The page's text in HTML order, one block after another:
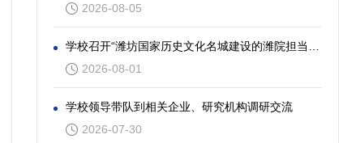
2026-08-05
2026-08-01
学校领导带队到相关企业、研究机构调研交流
2026-07-30